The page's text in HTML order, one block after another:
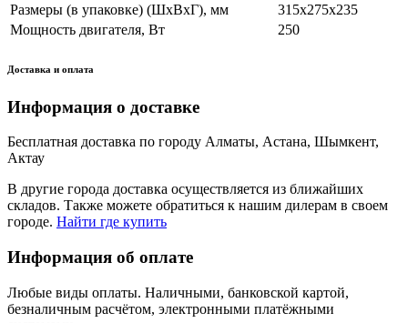
Размеры (в упаковке) (ШхВхГ), мм
315x275x235
Мощность двигателя, Вт
250
Доставка и оплата
Информация о доставке
Бесплатная доставка по городу Алматы, Астана, Шымкент,
Актау
В другие города доставка осуществляется из ближайших
складов. Также можете обратиться к нашим дилерам в своем
городе. Найти где купить
Информация об оплате
Любые виды оплаты. Наличными, банковской картой,
безналичным расчётом, электронными платёжными